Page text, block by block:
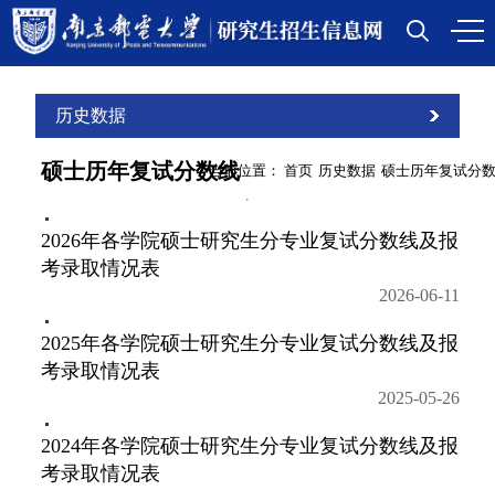
历史数据
硕士历年复试分数线当前位置： 首页 历史数据 硕士历年复试分
2026年各学院硕士研究生分专业复试分数线及报
考录取情况表
2026-06-11
2025年各学院硕士研究生分专业复试分数线及报
考录取情况表
2025-05-26
2024年各学院硕士研究生分专业复试分数线及报
考录取情况表